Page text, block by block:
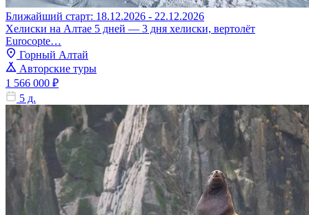
Ближайший старт: 18.12.2026 - 22.12.2026
Хелиски на Алтае 5 дней — 3 дня хелиски, вертолёт
Eurocopte…
Горный Алтай
Авторские туры
1 566 000 ₽
5 д.